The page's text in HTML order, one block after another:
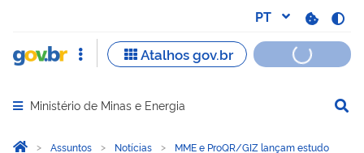
Abrir menu principal de navegação
Ministério de Minas e Energia
Você está aqui:
Página Inicial
Assuntos Notícias
MME e ProQR/GIZ lançam estudo